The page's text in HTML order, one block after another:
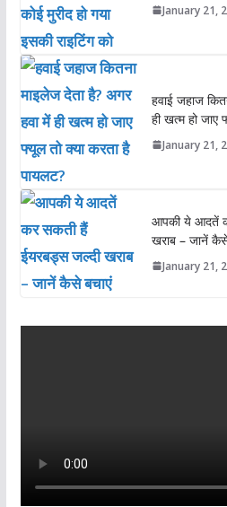
January 21,
हवाई जहाज
ही खत्म हो जाए
January 21,
आपकी ये आदतें
खराब – जानें
January 21,